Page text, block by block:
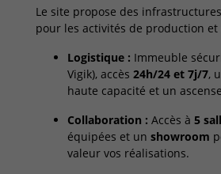
Le site propose des
pour les activités de production
Logistique : Immeuble
Vigik), accès 24h/24 et 7j/7,
haute capacité et un
Collaboration : Accès à 5
équipées et un showroom
valeur vos réalisations.